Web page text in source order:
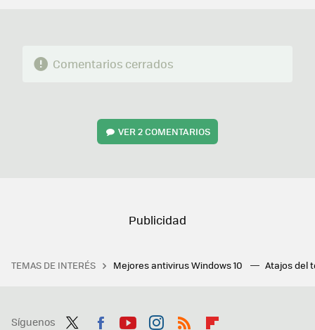
Comentarios cerrados
VER2 COMENTARIOS
TEMAS DE INTERÉS Mejores antivirus Windows 10 Atajos del
Síguenos